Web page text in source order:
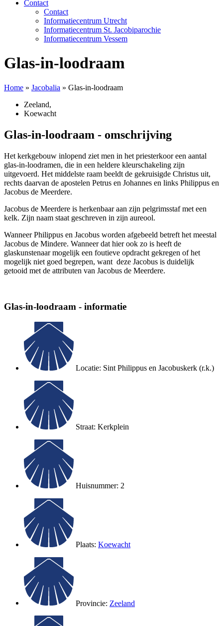
Contact
Contact
Informatiecentrum Utrecht
Informatiecentrum St. Jacobiparochie
Informatiecentrum Vessem
Glas-in-loodraam
Home » Jacobalia » Glas-in-loodraam
Zeeland,
Koewacht
Glas-in-loodraam - omschrijving
Het kerkgebouw inlopend ziet men in het priesterkoor een aantal
glas-in-loodramen, die in een heldere kleurschakeling zijn
uitgevoerd. Het middelste raam beeldt de gekruisigde Christus uit,
rechts daarvan de apostelen Petrus en Johannes en links Philippus en
Jacobus de Meerdere.
Jacobus de Meerdere is herkenbaar aan zijn pelgrimsstaf met een
kelk. Zijn naam staat geschreven in zijn aureool.
Wanneer Philippus en Jacobus worden afgebeeld betreft het meestal
Jacobus de Mindere. Wanneer dat hier ook zo is heeft de
glaskunstenaar mogelijk een foutieve opdracht gekregen of het
mogelijk niet goed begrepen, want deze Jacobus is duidelijk
getooid met de attributen van Jacobus de Meerdere.
Glas-in-loodraam - informatie
Locatie: Sint Philippus en Jacobuskerk (r.k.)
Straat: Kerkplein
Huisnummer: 2
Plaats: Koewacht
Provincie: Zeeland